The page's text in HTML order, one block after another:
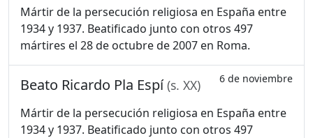
Mártir de la persecución religiosa en España entre
1934 y 1937. Beatificado junto con otros 497
mártires el 28 de octubre de 2007 en Roma.
Beato Ricardo Pla Espí(s. XX) 6 de noviembre
Mártir de la persecución religiosa en España entre
1934 y 1937. Beatificado junto con otros 497